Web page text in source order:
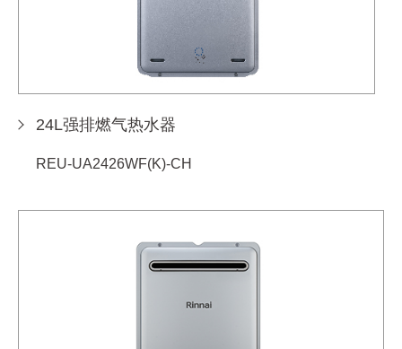
24L强排燃气热水器
REU-UA2426WF(K)-CH